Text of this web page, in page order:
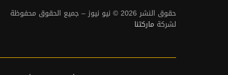
حقوق النشر 2026 © نيو نيوز – جميع الحقوق محفوظة
لشركة ماركتنا